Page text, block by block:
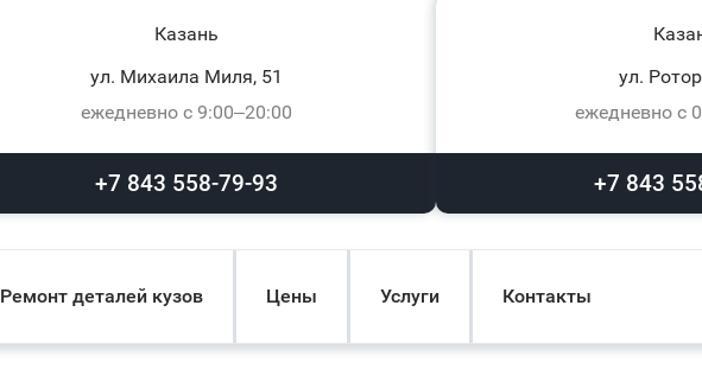
Казань
ул. Михаила Миля, 51
ежедневно с 9:00–20:00
+7 843 558-79-93
ул.
ежедневно с
+7 843
Ремонт деталей кузов Цены Услуги Контакты